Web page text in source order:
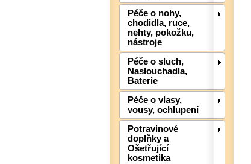
Péče o nohy,
chodidla, ruce,
nehty, pokožku,
nástroje
Péče o sluch,
Naslouchadla,
Baterie
Péče o vlasy,
vousy, ochlupení
Potravinové
doplňky a
Ošetřující
kosmetika